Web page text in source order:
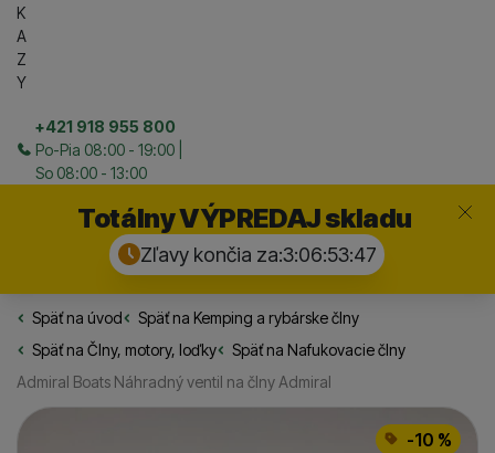
K
A
Z
Y
+421 918 955 800
Po-Pia 08:00 - 19:00 |
So 08:00 - 13:00
Totálny VÝPREDAJ skladu
Zľavy končia za:3:06:53:46
Zavrieť
Späť na úvodRybarske.sk
Späť na Kemping a rybárske člny
Späť na Člny, motory, loďky Späť na Nafukovacie člny
Admiral Boats Náhradný ventil na člny Admiral
Fotografie
-10 %